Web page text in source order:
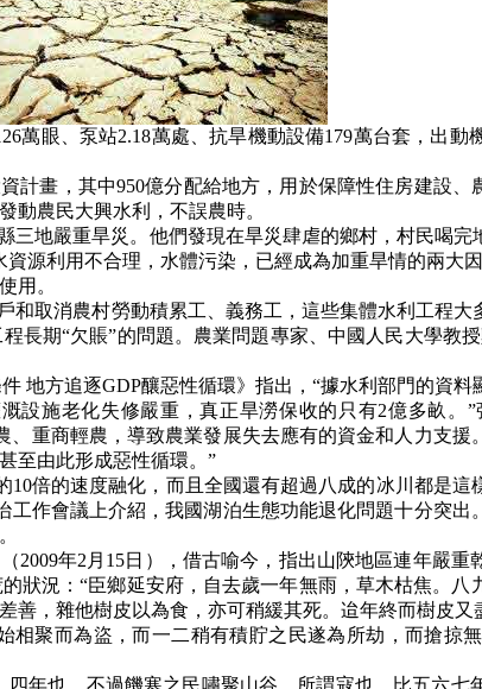
萬眼、泵站2.18萬處、抗旱機動設備179萬台套，出
計畫，其中950億分配給地方，用於保障性住房建設
動農民大興水利，不誤農時。
三地嚴重旱災。他們發現在旱災肆虐的鄉村，村民喝
源利用不合理，水體污染，已經成為加重旱情的兩大
用。
取消農村勞動積累工、義務工，這些集體水利工程大
長期“欠賬”的問題。農業問題專家、中國人民大學教
地方追逐GDP釀惡性循環》指出，“據水利部門的資料
設施老化失修嚴重，真正旱澇保收的只有2億多畝。
重商輕農，導致農業發展失去應有的資金和人力支
至由此形成惡性循環。”
的速度融化，而且全國還有超過八成的冰川都是這
作會議上介紹，我國湖泊生態功能退化問題十分突
（2009年2月15日），借古喻今，指出山陝地區連年嚴
狀況：“臣鄉延安府，自去歲一年無雨，草木枯焦。
，雜他樹皮以為食，亦可稍緩其死。迨年終而樹皮又
聚而為盜，而一二稍有積貯之民遂為所劫，而搶掠
年也，不過饑寒之民嘯聚山谷，所謂寇也。比五六